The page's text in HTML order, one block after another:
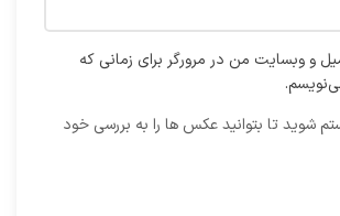
و وبسایت من در مرورگر برای زمانی که
شوید تا بتوانید عکس ها را به بررسی خود